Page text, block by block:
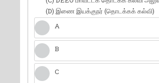
(D) இணை இயக்குநர் (தொடக்கக் கல்வி)
A
B
C